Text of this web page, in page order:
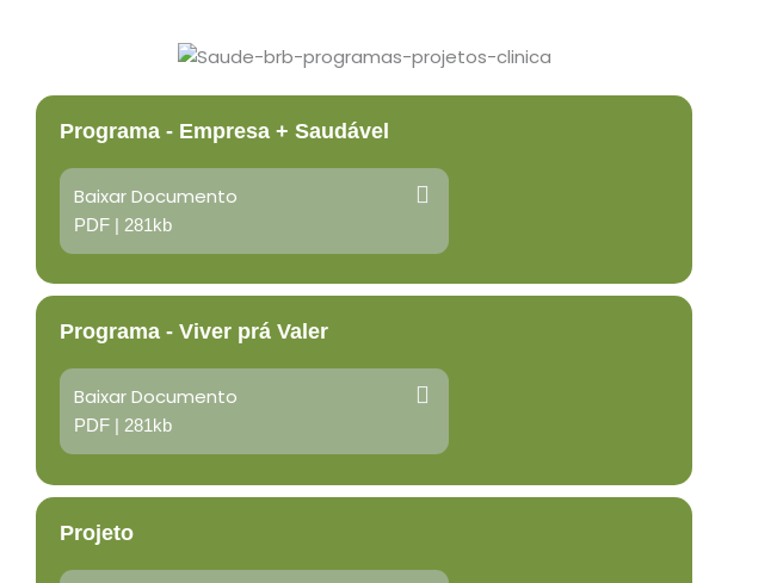
Programa - Empresa + Saudável
Baixar Documento
PDF | 281kb
Programa - Viver prá Valer
Baixar Documento
PDF | 281kb
Projeto